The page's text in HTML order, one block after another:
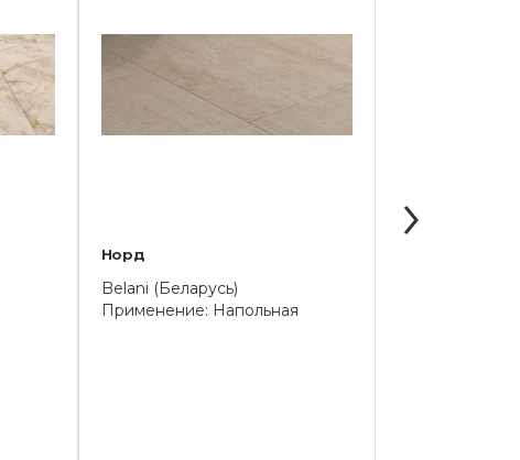
Норд
Belani (Беларусь)
Применение: Напольная